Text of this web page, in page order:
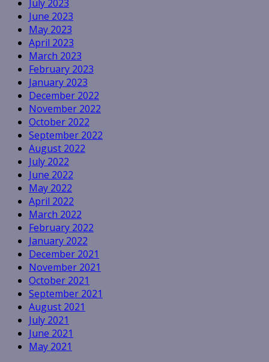
July 2023
June 2023
May 2023
April 2023
March 2023
February 2023
January 2023
December 2022
November 2022
October 2022
September 2022
August 2022
July 2022
June 2022
May 2022
April 2022
March 2022
February 2022
January 2022
December 2021
November 2021
October 2021
September 2021
August 2021
July 2021
June 2021
May 2021